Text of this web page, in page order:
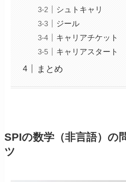
シュトキャリ
ジール
キャリアチケット
キャリアスタート
まとめ
SPIの数学（非言語）の
ツ